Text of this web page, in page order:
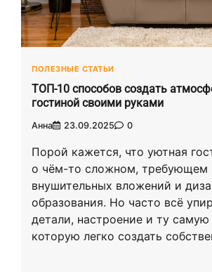
ПОЛЕЗНЫЕ СТАТЬИ
ТОП-10 способов создать
гостиной своими руками
Анна 23.09.2025 0
Порой кажется, что уютная
о чём-то сложном, требующем
внушительных вложений и
образования. Но часто всё
детали, настроение и ту
которую легко создать